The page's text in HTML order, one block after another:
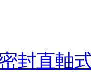
封直軸